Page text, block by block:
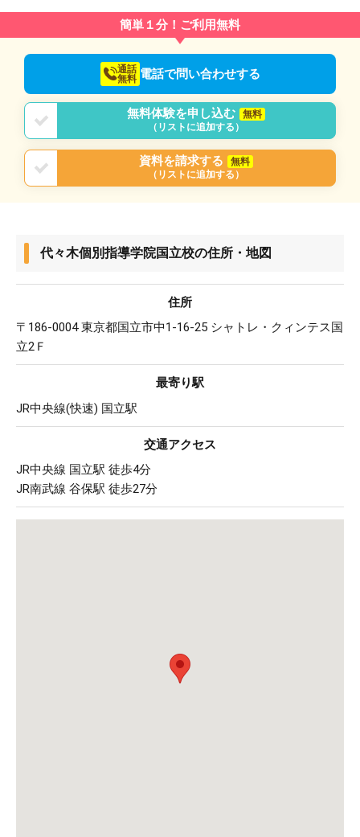
簡単１分！ご利用無料
通話
無料 電話で問い合わせする
無料体験を申し込む
無料
（リストに追加する）
資料を請求する
無料
（リストに追加する）
代々木個別指導学院国立校の住所・地図
住所
〒186-0004 東京都国立市中1-16-25 シャトレ・クィンテス国
立2Ｆ
最寄り駅
JR中央線(快速) 国立駅
交通アクセス
JR中央線 国立駅 徒歩4分
JR南武線 谷保駅 徒歩27分